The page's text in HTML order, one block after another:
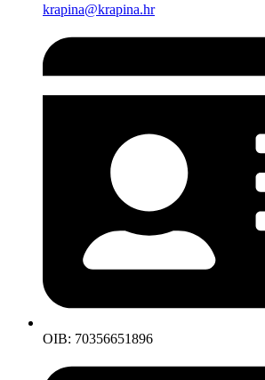
krapina@krapina.hr
OIB: 70356651896